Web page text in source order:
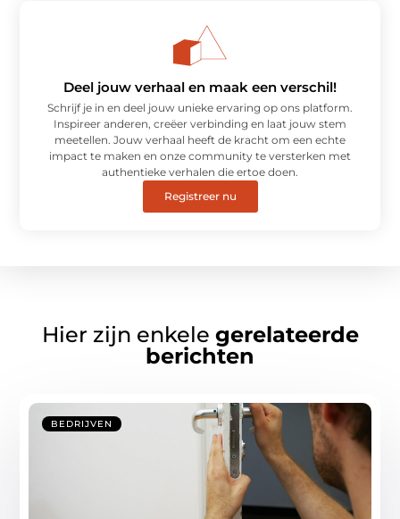
Deel jouw verhaal en maak een verschil!
Schrijf je in en deel jouw unieke ervaring op ons platform.
Inspireer anderen, creëer verbinding en laat jouw stem
meetellen. Jouw verhaal heeft de kracht om een echte
impact te maken en onze community te versterken met
authentieke verhalen die ertoe doen.
Registreer nu
Hier zijn enkele gerelateerde
berichten
BEDRIJVEN